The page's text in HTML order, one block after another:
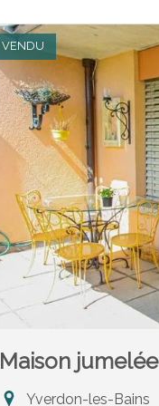
VENDU
Maison jumelée
Yverdon-les-Bains